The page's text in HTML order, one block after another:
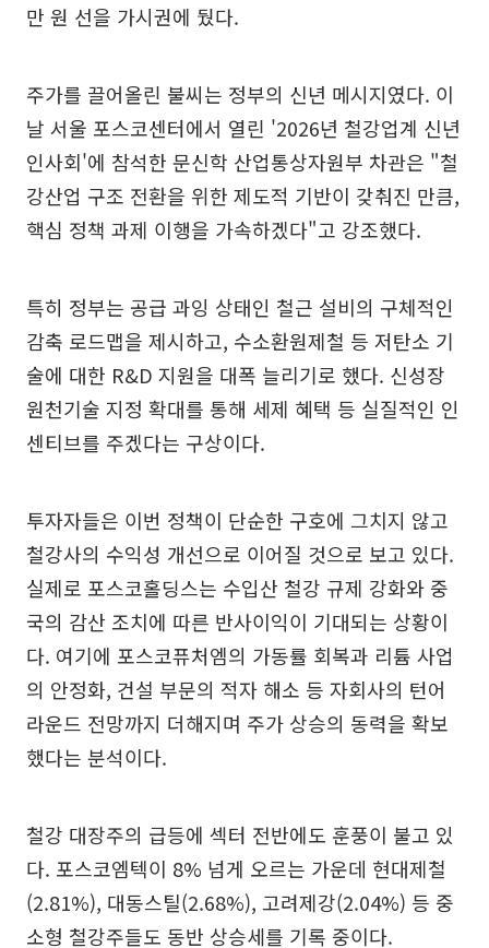
만 원 선을 가시권에 뒀다.
주가를 끌어올린 불씨는 정부의 신년 메시지였다. 이
날 서울 포스코센터에서 열린 '2026년 철강업계 신년
인사회'에 참석한 문신학 산업통상자원부 차관은 "철
강산업 구조 전환을 위한 제도적 기반이 갖춰진 만큼,
핵심 정책 과제 이행을 가속하겠다"고 강조했다.
특히 정부는 공급 과잉 상태인 철근 설비의 구체적인
감축 로드맵을 제시하고, 수소환원제철 등 저탄소 기
술에 대한 R&D 지원을 대폭 늘리기로 했다. 신성장
원천기술 지정 확대를 통해 세제 혜택 등 실질적인 인
센티브를 주겠다는 구상이다.
투자자들은 이번 정책이 단순한 구호에 그치지 않고
철강사의 수익성 개선으로 이어질 것으로 보고 있다.
실제로 포스코홀딩스는 수입산 철강 규제 강화와 중
국의 감산 조치에 따른 반사이익이 기대되는 상황이
다. 여기에 포스코퓨처엠의 가동률 회복과 리튬 사업
의 안정화, 건설 부문의 적자 해소 등 자회사의 턴어
라운드 전망까지 더해지며 주가 상승의 동력을 확보
했다는 분석이다.
철강 대장주의 급등에 섹터 전반에도 훈풍이 불고 있
다. 포스코엠텍이 8% 넘게 오르는 가운데 현대제철
(2.81%), 대동스틸(2.68%), 고려제강(2.04%) 등 중
소형 철강주들도 동반 상승세를 기록 중이다.